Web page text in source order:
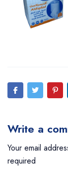
Write a
Your email
required